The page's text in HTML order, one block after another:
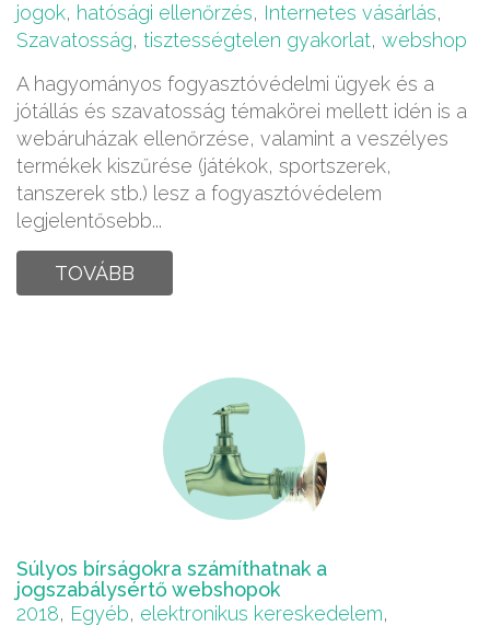
jogok, hatósági ellenőrzés, Internetes vásárlás,
Szavatosság, tisztességtelen gyakorlat, webshop
A hagyományos fogyasztóvédelmi ügyek és a
jótállás és szavatosság témakörei mellett idén is a
webáruházak ellenőrzése, valamint a veszélyes
termékek kiszűrése (játékok, sportszerek,
tanszerek stb.) lesz a fogyasztóvédelem
legjelentősebb...
TOVÁBB
Súlyos bírságokra számíthatnak a
jogszabálysértő webshopok
2018, Egyéb, elektronikus kereskedelem,